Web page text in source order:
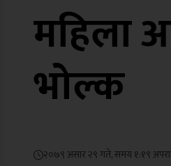
महिला
भोल्क
२०७९ असार २९ गते, समय १:१९